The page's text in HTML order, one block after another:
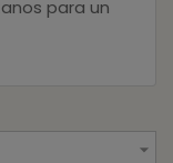
para un
